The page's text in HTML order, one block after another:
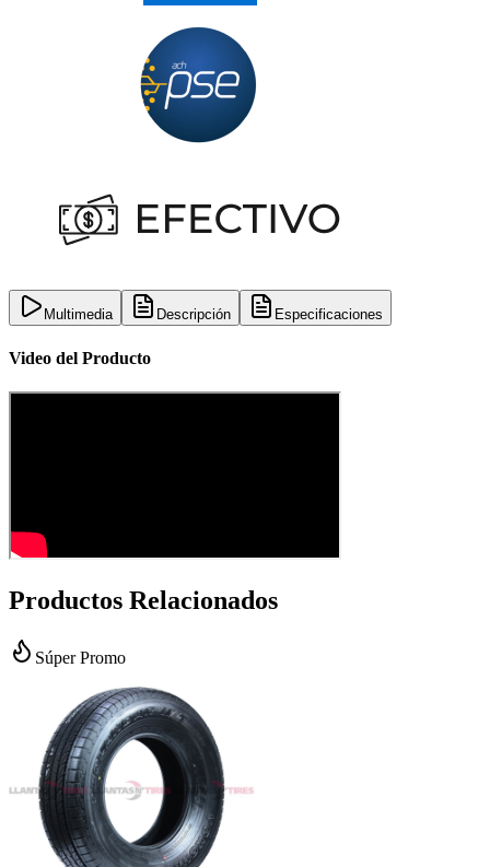
Multimedia Descripción Especificaciones
Video del Producto
Productos Relacionados
Súper Promo